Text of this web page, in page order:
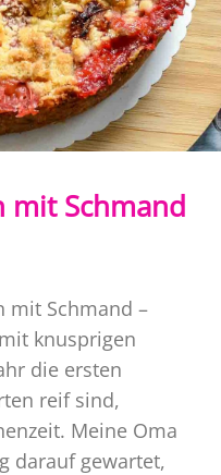
mit Schmand
mit Schmand –
knusprigen
die ersten
reif sind,
Meine Oma
darauf gewartet,